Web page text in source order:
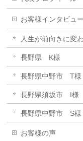
お客様インタビュー
人生が前向きに変
長野県 K様
長野県中野市 T様
長野県須坂市 I様
長野県中野市 S様
お客様の声